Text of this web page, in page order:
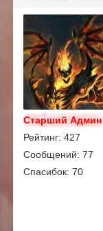
Старший Админ
Рейтинг: 427
Сообщений: 77
Спасибок: 70